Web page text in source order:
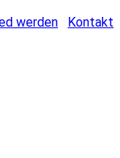
werden Kontakt